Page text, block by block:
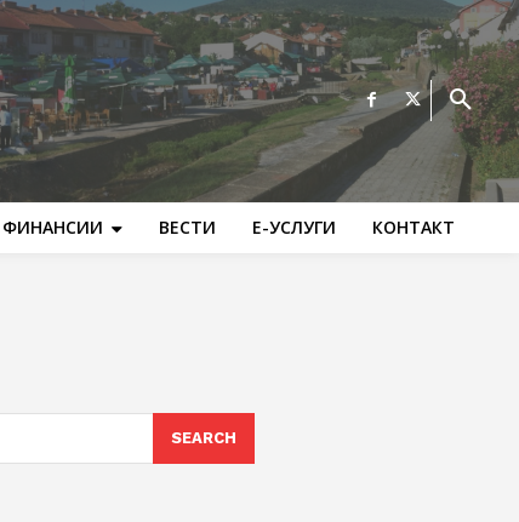
ФИНАНСИИ ВЕСТИ Е-УСЛУГИ КОНТАКТ
SEARCH